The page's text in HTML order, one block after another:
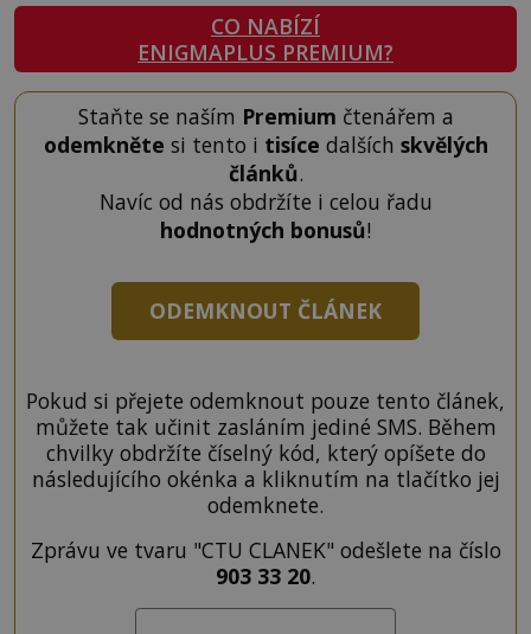
CO NABÍZÍ
ENIGMAPLUS PREMIUM?
Staňte se naším Premium čtenářem a
odemkněte si tento i tisíce dalších skvělých
článků.
Navíc od nás obdržíte i celou řadu
hodnotných bonusů!
ODEMKNOUT ČLÁNEK
Pokud si přejete odemknout pouze tento článek,
můžete tak učinit zasláním jediné SMS. Během
chvilky obdržíte číselný kód, který opíšete do
následujícího okénka a kliknutím na tlačítko jej
odemknete.
Zprávu ve tvaru "CTU CLANEK" odešlete na číslo
903 33 20.